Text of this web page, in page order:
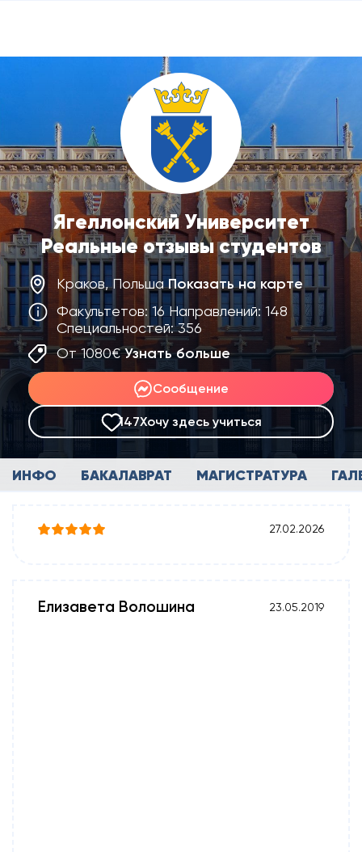
Ягеллонский Университет
Реальные отзывы студентов
Краков, ПольшаПоказать на карте
Факультетов: 16 Направлений: 148
Специальностей: 356
От 1080€Узнать больше
Сообщение
147Хочу здесь учиться
ИНФО БАКАЛАВРАТ МАГИСТРАТУРА
27.02.2026
Елизавета Волошина 23.05.2019